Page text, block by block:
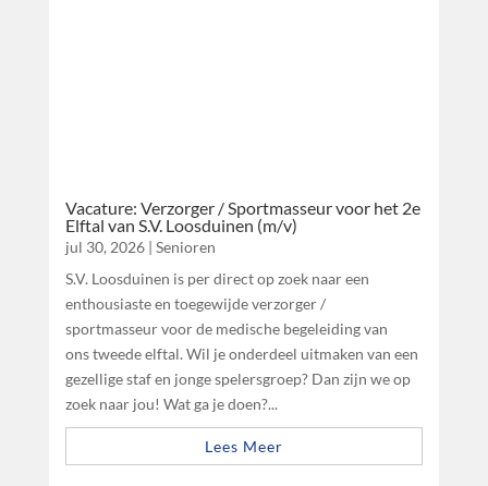
Vacature: Verzorger / Sportmasseur voor het 2e
Elftal van S.V. Loosduinen (m/v)
jul 30, 2026| Senioren
S.V. Loosduinen is per direct op zoek naar een
enthousiaste en toegewijde verzorger /
sportmasseur voor de medische begeleiding van
ons tweede elftal. Wil je onderdeel uitmaken van een
gezellige staf en jonge spelersgroep? Dan zijn we op
zoek naar jou! Wat ga je doen?...
Lees Meer